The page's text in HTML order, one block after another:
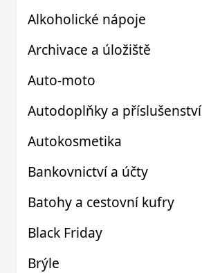
Alkoholické nápoje
Archivace a úložiště
Auto-moto
Autodoplňky a příslušenství
Autokosmetika
Bankovnictví a účty
Batohy a cestovní kufry
Black Friday
Brýle